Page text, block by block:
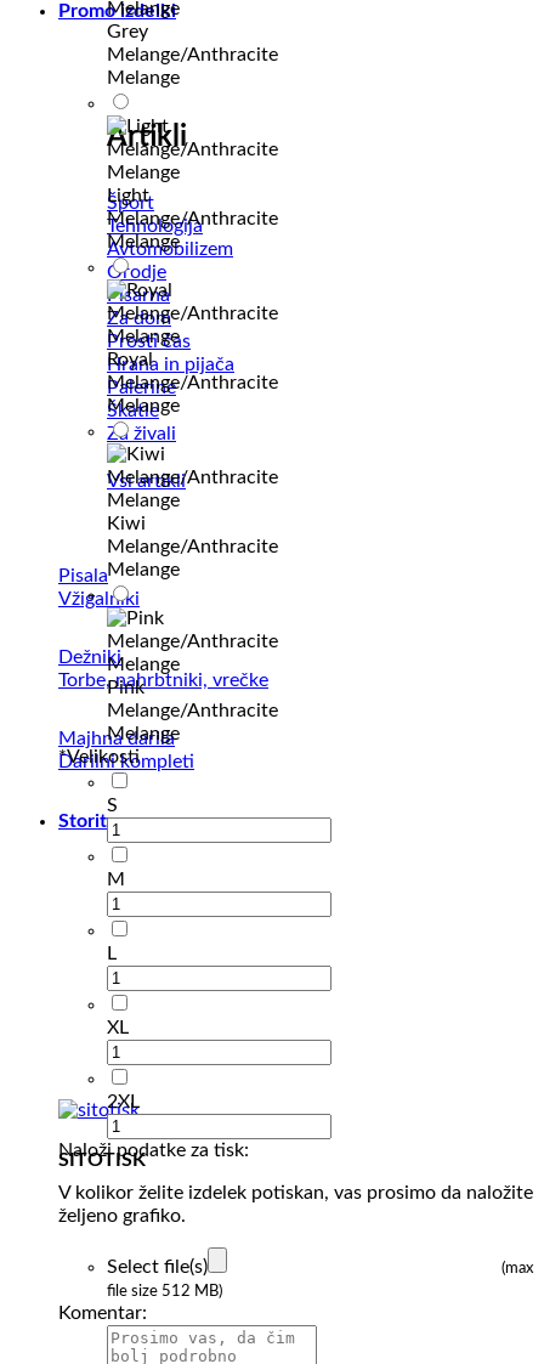
Promo izdelki
Artikli
Šport
Tehnologija
Avtomobilizem
Orodje
Pisarna
Za dom
Prosti čas
Hrana in pijača
Palerine
Škatle
Za živali
Vsi artikli
Pisala
Vžigalniki
Dežniki
Torbe, nahrbtniki, vrečke
Majhna darila
Darilni kompleti
Storitve
SITOTISK
Grey
Melange/Anthracite
Melange
Light
Melange/Anthracite
Melange
Royal
Melange/Anthracite
Melange
Kiwi
Melange/Anthracite
Melange
Pink
Melange/Anthracite
Melange
*Velikosti
S
M
L
XL
2XL
Naloži podatke za tisk:
V kolikor želite izdelek potiskan, vas prosimo da naložite
željeno grafiko.
Select file(s)
(max
file size 512 MB)
Komentar: